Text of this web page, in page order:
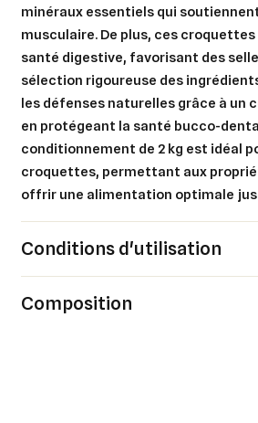
minéraux essentiels qui
musculaire. De plus, ces
santé digestive, favorisant des
sélection rigoureuse des
les défenses naturelles grâce à un
en protégeant la santé bucco-
conditionnement de 2 kg est idéal
croquettes, permettant aux
offrir une alimentation optimale
Conditions d'utilisation
Composition